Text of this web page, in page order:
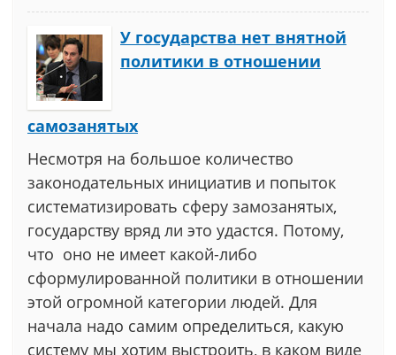
У государства нет внятной
политики в отношении
самозанятых
Несмотря на большое количество
законодательных инициатив и попыток
систематизировать сферу замозанятых,
государству вряд ли это удастся. Потому,
что оно не имеет какой-либо
сформулированной политики в отношении
этой огромной категории людей. Для
начала надо самим определиться, какую
систему мы хотим выстроить, в каком виде